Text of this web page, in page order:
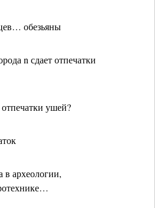
обезьяны
n сдает отпечатки
ушей?
археологии,